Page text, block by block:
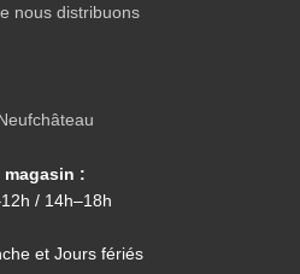
nous distribuons
:
/ 14h–18h
et Jours fériés